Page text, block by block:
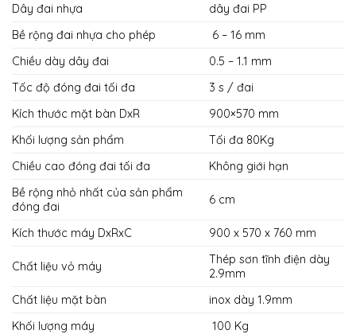
Dây đai nhựa
dây đai PP
Bề rộng đai nhựa cho phép
6 – 16 mm
Chiều dày dây đai
0.5 – 1.1 mm
Tốc độ đóng đai tối đa
3 s / đai
Kích thước mặt bàn DxR
900×570 mm
Khối lượng sản phẩm
Tối đa 80Kg
Chiều cao đóng đai tối đa
Không giới hạn
Bề rộng nhỏ nhất của sản phẩm
đóng đai
6 cm
Kích thước máy DxRxC 900 x 570 x 760 mm
Chất liệu vỏ máy
Thép sơn tĩnh điện dày
2.9mm
Chất liệu mặt bàn
inox dày 1.9mm
Khối lượng máy
100 Kg